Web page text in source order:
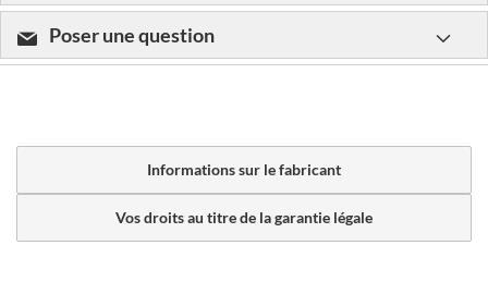
Poser une question
Informations sur le fabricant
Vos droits au titre de la garantie légale